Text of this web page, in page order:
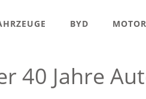
BYD
40 Jahre